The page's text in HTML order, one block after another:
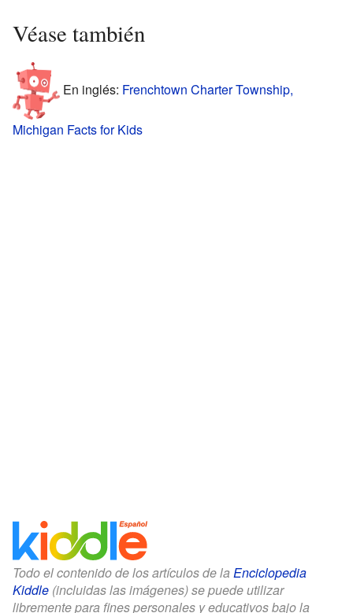
Véase también
En inglés: Frenchtown Charter Township,
Michigan Facts for Kids
Todo el contenido de los artículos de la Enciclopedia
Kiddle (incluidas las imágenes) se puede utilizar
libremente para fines personales y educativos bajo la